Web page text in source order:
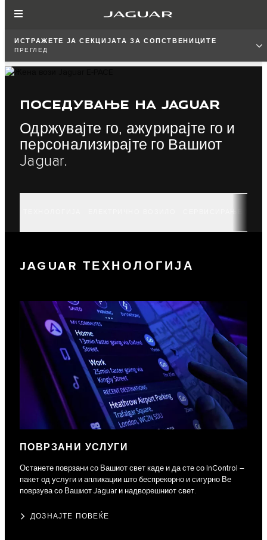
ИСТРАЖЕТЕ ЈА СЕКЦИЈАТА ЗА СОПСТВЕНИЦИТЕ
ПРЕГЛЕД
ПОСЕДУВАЊЕ НА JAGUAR
Одржувајте го, ажурирајте го и
персонализирајте го Вашиот
Jaguar.
JAGUAR ТЕХНОЛОГИЈА
ПОВРЗАНИ УСЛУГИ
Останете поврзани со Вашиот свет каде и да сте со InControl –
пакет од услуги и апликации што беспрекорно и сигурно Ве
поврзува со Вашиот Jaguar и надворешниот свет.
ДОЗНАЈТЕ ПОВЕЌЕ